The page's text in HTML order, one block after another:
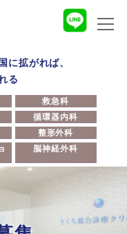
に拡がれば、
る
救急科
循環器内科
整形外科
脳神経外科